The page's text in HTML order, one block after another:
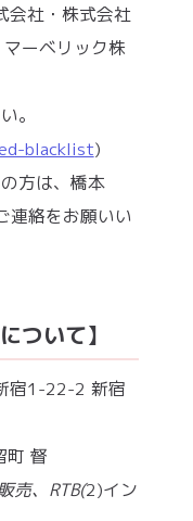
会社・株式会社
ーベリック株
。
blacklist)
方は、橋本
連絡をお願いい
ついて】
宿1-22-2 新宿
督
売、RTB(2)イン